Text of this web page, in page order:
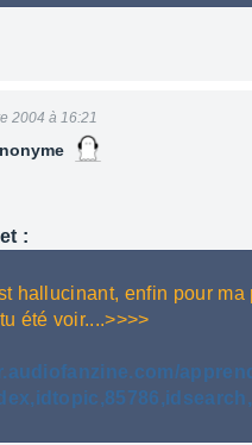
2004 à 16:21
:
hallucinant, enfin pour ma
été voir....>>>>